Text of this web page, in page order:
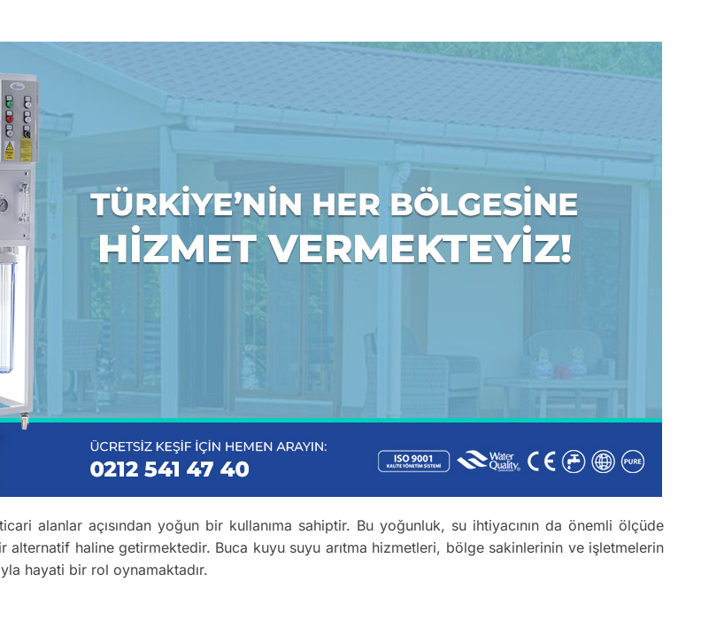
alanlar açısından yoğun bir kullanıma sahiptir. Bu yoğunluk, su ihtiyacının da önemli ölçüde
alternatif haline getirmektedir. Buca kuyu suyu arıtma hizmetleri, bölge sakinlerinin ve işletmelerin
hayati bir rol oynamaktadır.